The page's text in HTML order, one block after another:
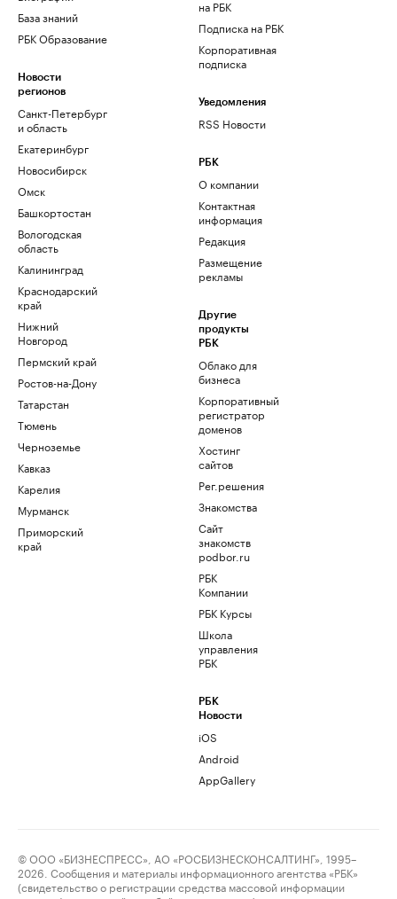
База знаний
РБК Образование
Новости
регионов
Санкт-Петербург
и область
Екатеринбург
Новосибирск
Омск
Башкортостан
Вологодская
область
Калининград
Краснодарский
край
Нижний
Новгород
Пермский край
Ростов-на-Дону
Татарстан
Тюмень
Черноземье
Кавказ
Карелия
Мурманск
Приморский
край
на РБК
Подписка на РБК
Корпоративная
подписка
Уведомления
RSS Новости
РБК
О компании
Контактная
информация
Редакция
Размещение
рекламы
Другие
продукты
РБК
Облако для
бизнеса
Корпоративный
регистратор
доменов
Хостинг
сайтов
Рег.решения
Знакомства
Сайт
знакомств
podbor.ru
РБК
Компании
РБК Курсы
Школа
управления
РБК
РБК
Новости
iOS
Android
AppGallery
© ООО «БИЗНЕСПРЕСС», АО «РОСБИЗНЕСКОНСАЛТИНГ», 1995–
2026. Сообщения и материалы информационного агентства «РБК»
(свидетельство о регистрации средства массовой информации